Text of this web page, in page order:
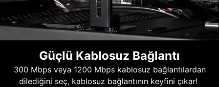
Güçlü Kablosuz Bağlantı
300 Mbps veya 1200 Mbps kablosuz bağlantılardan
dilediğini seç, kablosuz bağlantının keyfini çıkar!